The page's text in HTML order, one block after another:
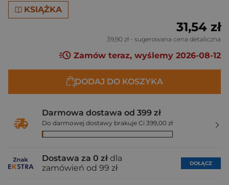
KSIĄŻKA
31,54 zł
39,90 zł - sugerowana cena detaliczna
Zamów teraz, wyślemy 2026-08-12
DODAJ DO KOSZYKA
Darmowa dostawa od 399 zł
Do darmowej dostawy brakuje Ci 399,00 zł
Dostawa za 0 zł dla
zamówień od 99 zł
DOŁĄCZ